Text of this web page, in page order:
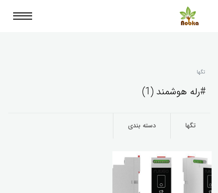
تگها
#رله هوشمند (1)
تگها دسته بندی